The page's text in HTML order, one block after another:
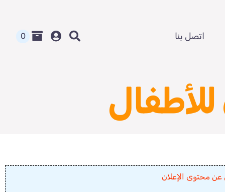
اتصل بنا 0
عن محتوى الإعلان